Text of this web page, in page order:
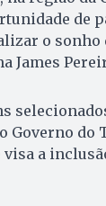
de
o sonho
James
do
a